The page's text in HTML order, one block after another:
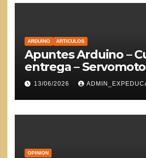
ARDUINO ARTICULOS
Apuntes Arduino –
entrega –
13/06/2026
OPINION